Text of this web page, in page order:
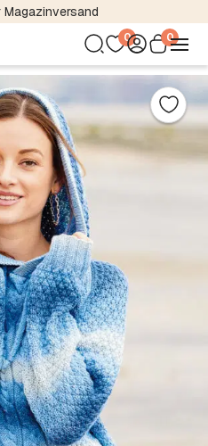
Magazinversand
0 0